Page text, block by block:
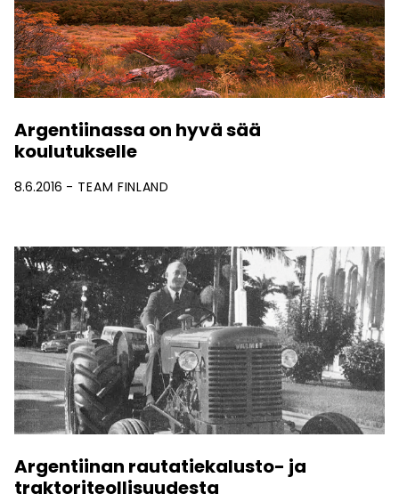
Argentiinassa on hyvä sää
koulutukselle
8.6.2016 TEAM FINLAND
Argentiinan rautatiekalusto- ja
traktoriteollisuudesta